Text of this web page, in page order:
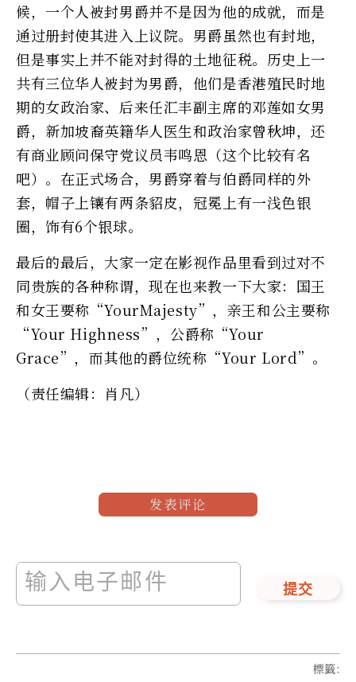
候，一个人被封男爵并不是因为他的成就，而是
通过册封使其进入上议院。男爵虽然也有封地，
但是事实上并不能对封得的土地征税。历史上一
共有三位华人被封为男爵，他们是香港殖民时地
期的女政治家、后来任汇丰副主席的邓莲如女男
爵，新加坡裔英籍华人医生和政治家曾秋坤，还
有商业顾问保守党议员韦鸣恩（这个比较有名
吧）。在正式场合，男爵穿着与伯爵同样的外
套，帽子上镶有两条貂皮，冠冕上有一浅色银
圈，饰有6个银球。
最后的最后，大家一定在影视作品里看到过对不
同贵族的各种称谓，现在也来教一下大家：国王
和女王要称“YourMajesty”，亲王和公主要称
“Your Highness”，公爵称“Your
Grace”，而其他的爵位统称“Your Lord”。
（责任编辑：肖凡）
发表评论
提交
標籤: